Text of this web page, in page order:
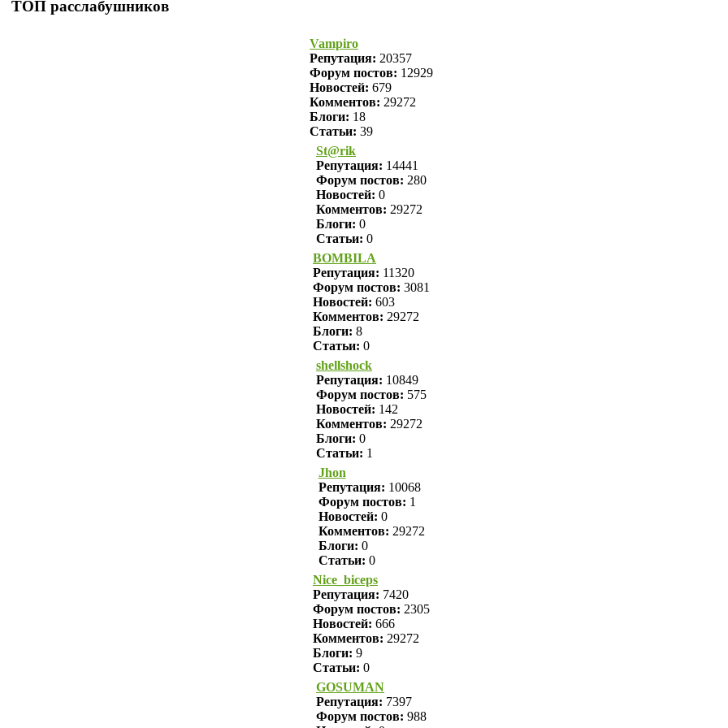
ТОП расслабушников
Vampiro
Репутация: 20357
Форум постов: 12929
Новостей: 679
Комментов: 29272
Блоги: 18
Статьи: 39
St@rik
Репутация: 14441
Форум постов: 280
Новостей: 0
Комментов: 29272
Блоги: 0
Статьи: 0
BOMBILA
Репутация: 11320
Форум постов: 3081
Новостей: 603
Комментов: 29272
Блоги: 8
Статьи: 0
shellshock
Репутация: 10849
Форум постов: 575
Новостей: 142
Комментов: 29272
Блоги: 0
Статьи: 1
Jhon
Репутация: 10068
Форум постов: 1
Новостей: 0
Комментов: 29272
Блоги: 0
Статьи: 0
Nice_biceps
Репутация: 7420
Форум постов: 2305
Новостей: 666
Комментов: 29272
Блоги: 9
Статьи: 0
GOSUMAN
Репутация: 7397
Форум постов: 988